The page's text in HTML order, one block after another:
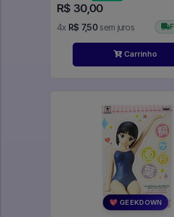
R$ 30,00
4x R$ 7,50 sem juros
Carrinho
💖 GEEKDOWN